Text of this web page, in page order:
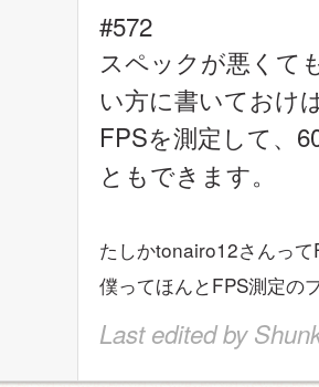
#572
スペックが悪くて
い方に書いておけ
FPSを測定して、
ともできます。
たしかtonairo12さんっ
僕ってほんとFPS測定の
Last edited by